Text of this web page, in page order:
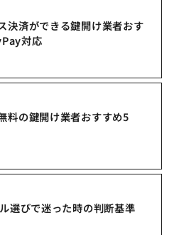
決済ができる鍵開け業者おす
対応
料の鍵開け業者おすすめ5
選びで迷った時の判断基準